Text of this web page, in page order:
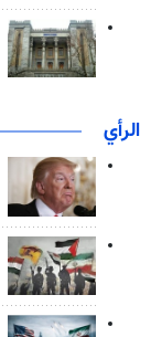
الرأي